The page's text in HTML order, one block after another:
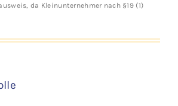
da Kleinunternehmer nach §19 (1)